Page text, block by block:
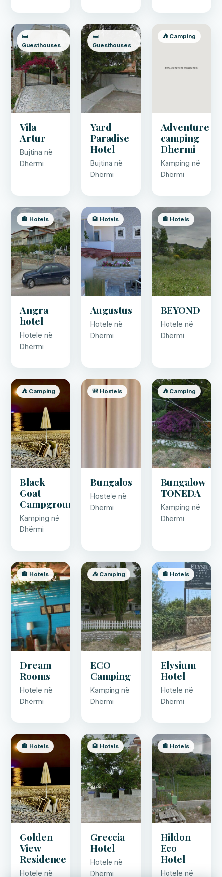
🛏️
Guesthouses
Vila
Artur
Bujtina në
Dhërmi
🛏️
Guesthouses
Yard
Paradise
Hotel
Bujtina në
Dhërmi
⛺ Camping
Adventure
camping
Dhermi
Kamping në
Dhërmi
🏨 Hotels
Angra
hotel
Hotele në
Dhërmi
🏨 Hotels
Augustus
Hotele në
Dhërmi
🏨 Hotels
BEYOND
Hotele në
Dhërmi
⛺ Camping
Black
Goat
Campground
Kamping në
Dhërmi
🎒 Hostels
Bungalos
Hostele në
Dhërmi
⛺ Camping
Bungalow
TONEDA
Kamping në
Dhërmi
🏨 Hotels
Dream
Rooms
Hotele në
Dhërmi
⛺ Camping
ECO
Camping
Kamping në
Dhërmi
🏨 Hotels
Elysium
Hotel
Hotele në
Dhërmi
🏨 Hotels
Golden
View
Residence
Hotele në
🏨 Hotels
Greccia
Hotel
Hotele në
Dhërmi
🏨 Hotels
Hildon
Eco
Hotel
Hotele në